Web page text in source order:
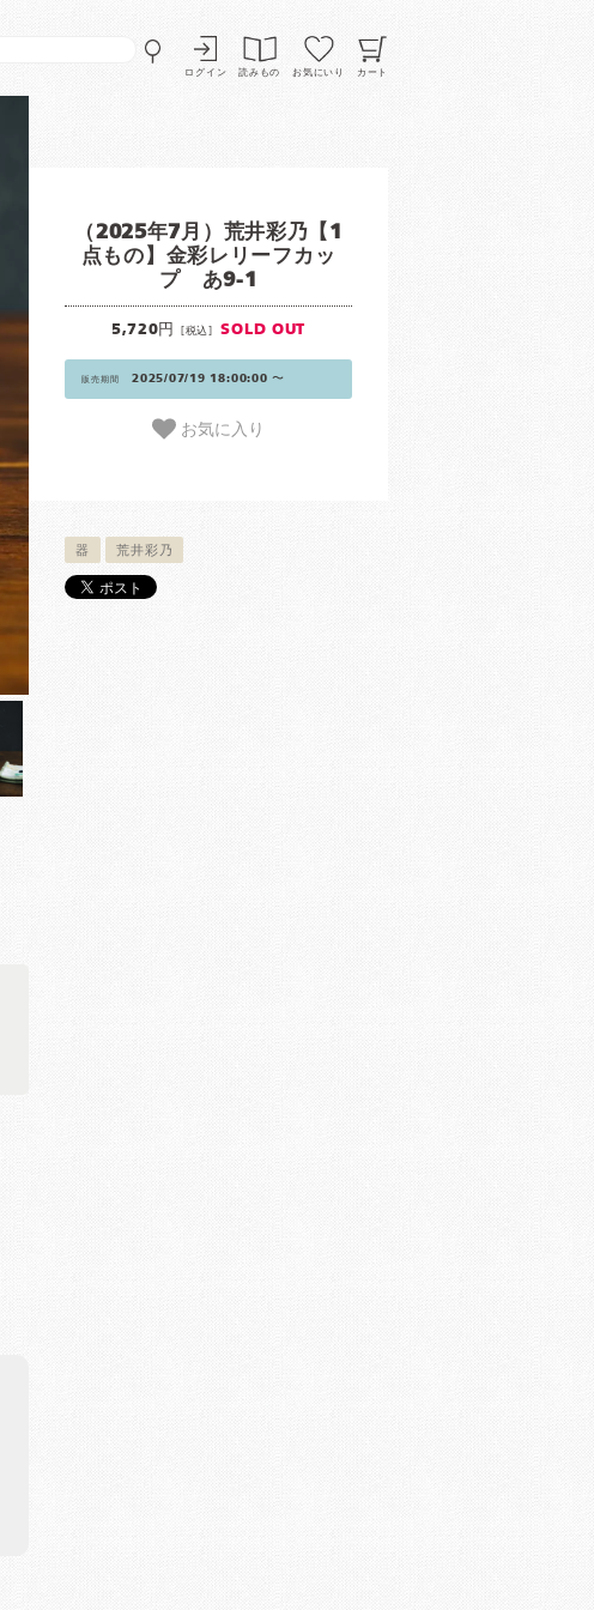
ログイン 読みもの お気にいり カート
（2025年7月）荒井彩乃【1
点もの】金彩レリーフカッ
プ あ9-1
5,720円 [税込] SOLD OUT
販売期間 2025/07/19 18:00:00 〜
お気に入り
器 荒井彩乃